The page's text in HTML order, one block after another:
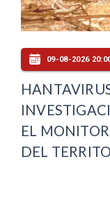
09-08-2026
EL
DEL